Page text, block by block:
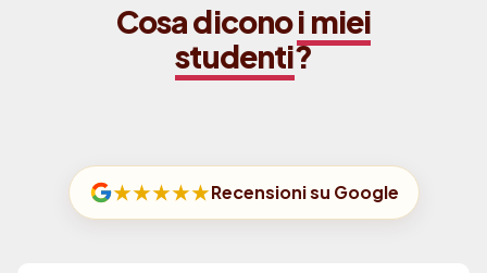
Cosa diconoi miei
studenti?
★★★★★Recensioni su Google